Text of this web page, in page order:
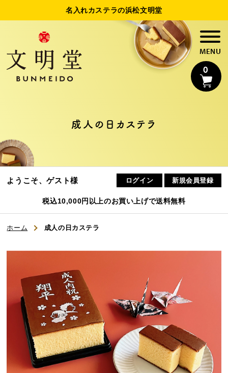
名入れカステラの浜松文明堂
0
名入れカステラ
法人様向け名入れ
制作事例
よくある質問
お知らせ
お問い合わせ
成人の日カステラ
税込10,000円以上のお買い上げで送料無料
ようこそ、ゲスト様 ログイン 新規会員登録
ホーム 成人の日カステラ